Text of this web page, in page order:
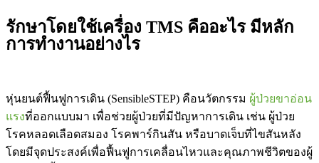
รักษาโดยใช้เครื่อง TMS คืออะไร มีหลัก
การทำงานอย่างไร
หุ่นยนต์ฟื้นฟูการเดิน (SensibleSTEP) คือนวัตกรรม ผู้ป่วยขาอ่อน
แรงที่ออกแบบมา เพื่อช่วยผู้ป่วยที่มีปัญหาการเดิน เช่น ผู้ป่วย
โรคหลอดเลือดสมอง โรคพาร์กินสัน หรือบาดเจ็บที่ไขสันหลัง
โดยมีจุดประสงค์เพื่อฟื้นฟูการเคลื่อนไหวและคุณภาพชีวิตของผู้